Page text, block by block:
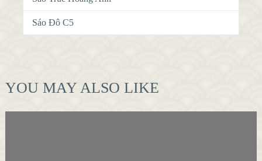
Sáo Đô C5
YOU MAY ALSO LIKE